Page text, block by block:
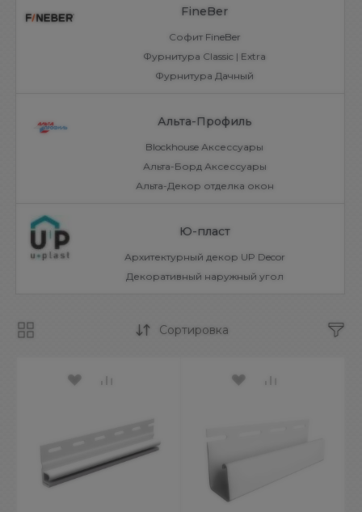
FineBer
Софит FineBer
Фурнитура Classic | Extra
Фурнитура Дачный
Альта-Профиль
Blockhouse Аксессуары
Альта-Борд Аксессуары
Альта-Декор отделка окон
Ю-пласт
Архитектурный декор UP Decor
Декоративный наружный угол
Сортировка